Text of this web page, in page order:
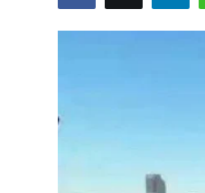
Çerkezköy